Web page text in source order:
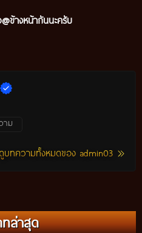
@ข้างหน้ากันนะครับ
าม
บทความทั้งหมดของ admin03
ล่าสุด